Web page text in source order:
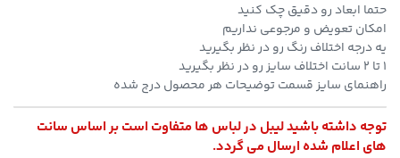
حتما ابعاد رو دقیق چک کنید
امکان تعویض و مرجوعی نداریم
یه درجه اختلاف رنگ رو در نظر بگیرید
۱ تا ۲ سانت اختلاف سایز رو در نظر بگیرید
راهنمای سایز قسمت توضیحات هر محصول درج شده
توجه داشته باشید لیبل در لباس ها متفاوت است بر اساس سانت
های اعلام شده ارسال می گردد.